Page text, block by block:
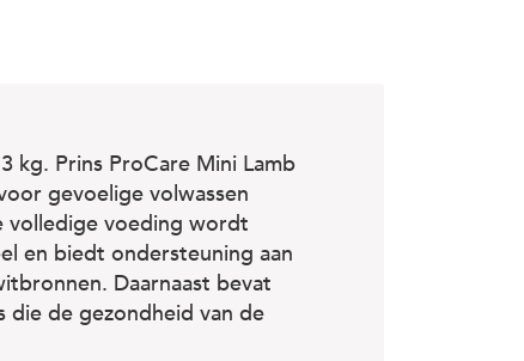
kg. Prins ProCare Mini Lamb
gevoelige volwassen
volledige voeding wordt
en biedt ondersteuning aan
Daarnaast bevat
die de gezondheid van de